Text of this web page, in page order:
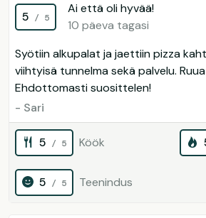
5 / 5
Ai että oli hyvää!
10 päeva tagasi
Syötiin alkupalat ja jaettiin pizza
viihtyisä tunnelma sekä palvelu.
Ehdottomasti suosittelen!
- Sari
5 / 5 Köök
5 / 5 Teenindus